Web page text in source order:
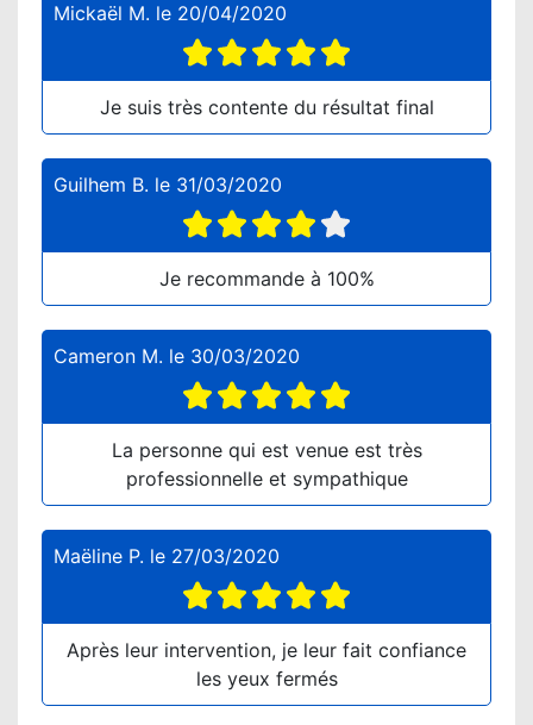
Mickaël M. le 20/04/2020
Je suis très contente du résultat final
Guilhem B. le 31/03/2020
Je recommande à 100%
Cameron M. le 30/03/2020
La personne qui est venue est très
professionnelle et sympathique
Maëline P. le 27/03/2020
Après leur intervention, je leur fait confiance
les yeux fermés